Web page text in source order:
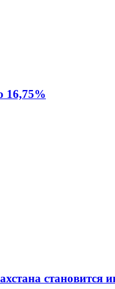
16,75%
становится